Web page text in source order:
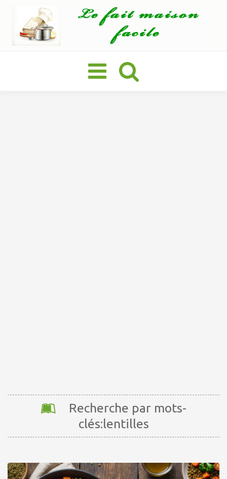
Basculer
la
navigation
Recherche par mots-
clés:lentilles